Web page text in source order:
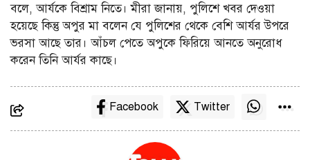
বলে, আর্যকে বিশ্রাম নিতে। মীরা জানায়, পুলিশে খবর দেওয়া
হয়েছে কিন্তু অপুর মা বলেন যে পুলিশের থেকে বেশি আর্যর উপরে
ভরসা আছে তার। আঁচল পেতে অপুকে ফিরিয়ে আনতে অনুরোধ
করেন তিনি আর্যর কাছে।
Facebook Twitter